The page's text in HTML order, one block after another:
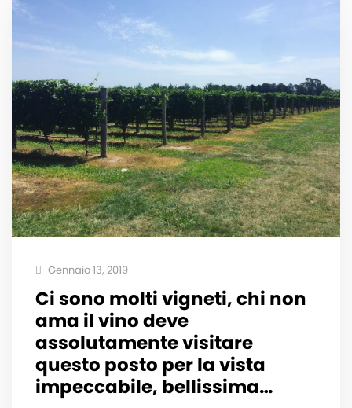
Gennaio 13, 2019
Ci sono molti vigneti, chi non
ama il vino deve
assolutamente visitare
questo posto per la vista
impeccabile, bellissima…